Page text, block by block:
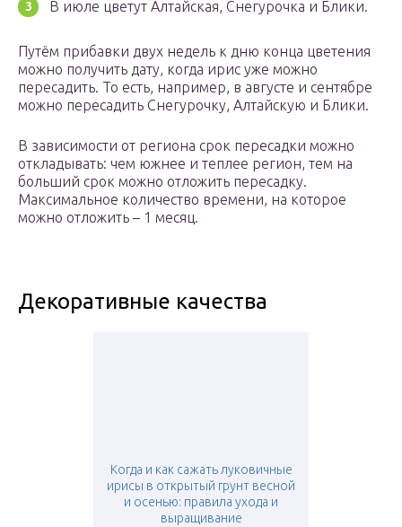
В июле цветут Алтайская, Снегурочка и Блики.
Путём прибавки двух недель к дню конца цветения
можно получить дату, когда ирис уже можно
пересадить. То есть, например, в августе и сентябре
можно пересадить Снегурочку, Алтайскую и Блики.
В зависимости от региона срок пересадки можно
откладывать: чем южнее и теплее регион, тем на
больший срок можно отложить пересадку.
Максимальное количество времени, на которое
можно отложить – 1 месяц.
Декоративные качества
Когда и как сажать луковичные
ирисы в открытый грунт весной
и осенью: правила ухода и
выращивание